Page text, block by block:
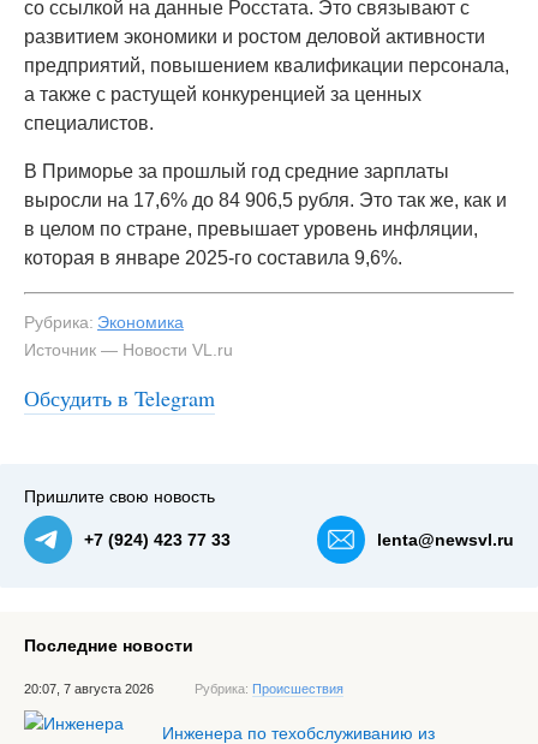
со ссылкой на данные Росстата. Это связывают с
развитием экономики и ростом деловой активности
предприятий, повышением квалификации персонала,
а также с растущей конкуренцией за ценных
специалистов.
В Приморье за прошлый год средние зарплаты
выросли на 17,6% до 84 906,5 рубля. Это так же, как и
в целом по стране, превышает уровень инфляции,
которая в январе 2025-го составила 9,6%.
Рубрика: Экономика
Источник — Новости VL.ru
Обсудить в Telegram
Пришлите свою новость
+7 (924) 423 77 33 lenta@newsvl.ru
Последние новости
20:07, 7 августа 2026 Рубрика: Происшествия
Инженера по техобслуживанию из